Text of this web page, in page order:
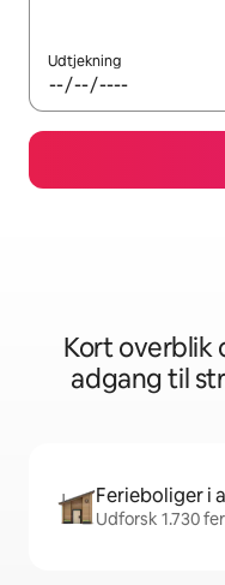
Udtjekning
Kort overblik
adgang til
Ferieboliger i
Udforsk 1.730